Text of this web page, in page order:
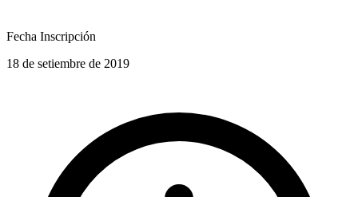
Fecha Inscripción
18 de setiembre de 2019